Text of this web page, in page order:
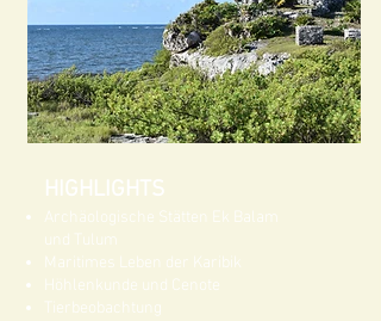
HIGHLIGHTS
Archäologische Stätten Ek Balam
und Tulum
Maritimes Leben der Karibik
Höhlenkunde und Cenote
Tierbeobachtung